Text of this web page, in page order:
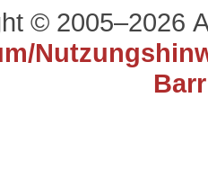
© 2005–2026